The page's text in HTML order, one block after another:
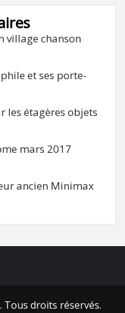
village chanson
et ses porte-
les étagères objets
mars 2017
ancien Minimax
Tous droits réservés.